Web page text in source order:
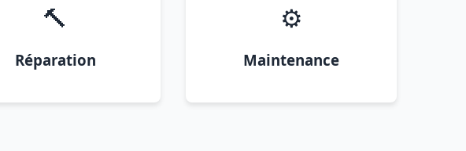
🔨
Réparation
⚙️
Maintenance